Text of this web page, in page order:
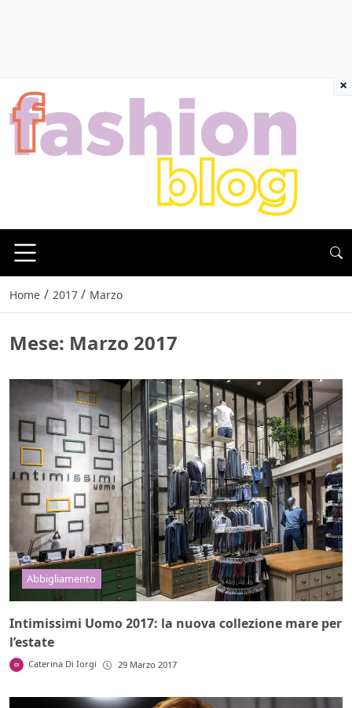
Home / 2017 / Marzo
Mese: Marzo 2017
Abbigliamento
Intimissimi Uomo 2017: la nuova collezione mare per
l’estate
Caterina Di Iorgi 29 Marzo 2017
×